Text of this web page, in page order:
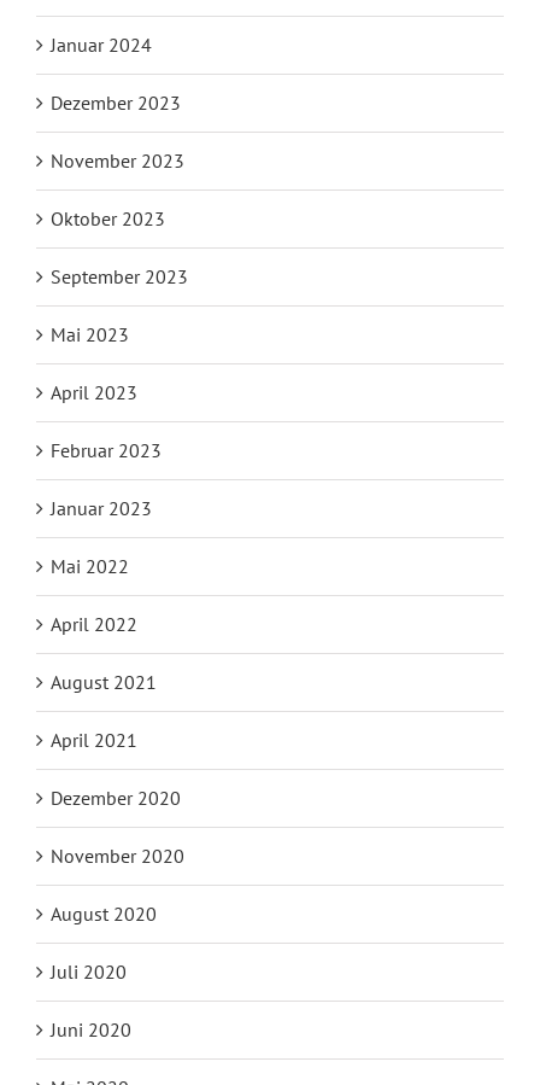
Januar 2024
Dezember 2023
November 2023
Oktober 2023
September 2023
Mai 2023
April 2023
Februar 2023
Januar 2023
Mai 2022
April 2022
August 2021
April 2021
Dezember 2020
November 2020
August 2020
Juli 2020
Juni 2020